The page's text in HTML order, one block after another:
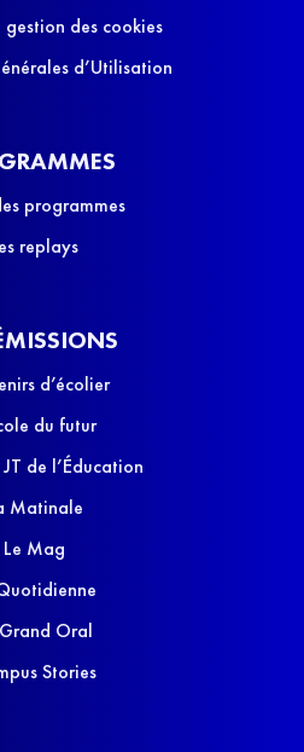
des cookies
d’Utilisation
programmes
replays
d’écolier
du futur
de l’Éducation
Matinale
Le Mag
Oral
Stories